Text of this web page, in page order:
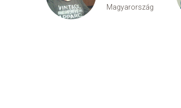
Magyarország